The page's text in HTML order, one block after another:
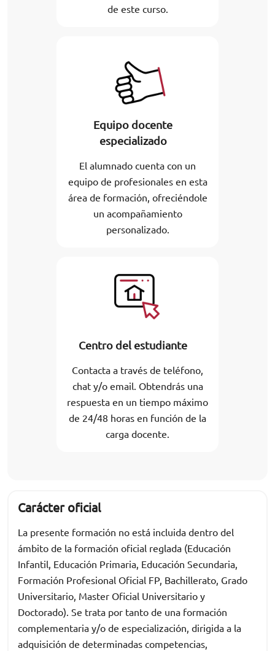
de este curso.
Equipo docente
especializado
El alumnado cuenta con un
equipo de profesionales en esta
área de formación, ofreciéndole
un acompañamiento
personalizado.
Centro del estudiante
Contacta a través de teléfono,
chat y/o email. Obtendrás una
respuesta en un tiempo máximo
de 24/48 horas en función de la
carga docente.
Carácter oficial
La presente formación no está incluida dentro del
ámbito de la formación oficial reglada (Educación
Infantil, Educación Primaria, Educación Secundaria,
Formación Profesional Oficial FP, Bachillerato, Grado
Universitario, Master Oficial Universitario y
Doctorado). Se trata por tanto de una formación
complementaria y/o de especialización, dirigida a la
adquisición de determinadas competencias,